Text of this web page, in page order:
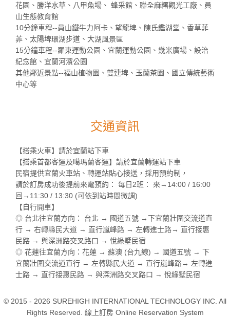
花園、勝洋水草、八甲魚場、 蜂采館、聯全麻糬觀光工廠、員
山生態教育館
10分鐘車程--員山鐵牛力阿卡、望龍埤、陳氏鑑湖堂、香草菲
菲、太陽埤環湖步道、大湖風景區
15分鐘車程--羅東運動公園、宜蘭運動公園、幾米廣場、設治
紀念館、宜蘭河濱公園
其他鄰近景點--福山植物園、雙連埤、玉蘭茶園、國立傳統藝術
中心等
交通資訊
【搭乘火車】請於宜蘭站下車
【搭乘首都客運及噶瑪蘭客運】請於宜蘭轉運站下車
民宿提供宜蘭火車站、轉運站貼心接送，採用預約制，
請於訂房成功後提前來電預約： 每日2班： 來→14:00 / 16:00
回→11:30 / 13:30 (可依到站時間微調)
【自行開車】
◎ 台北往宜蘭方向： 台北 → 國道五號 →下宜蘭壯圍交流道直
行 → 右轉縣民大道 → 直行嵐峰路 → 左轉進士路→ 直行接惠
民路 → 與深洲路交叉路口 → 悅綠墅民宿
◎ 花蓮往宜蘭方向：花蓮 → 蘇澳 (台九線) → 國道五號 → 下
宜蘭壯圍交流道直行 → 左轉縣民大道 → 直行嵐峰路→ 左轉進
士路 → 直行接惠民路 → 與深洲路交叉路口 → 悅綠墅民宿
© 2015 - 2026 SUREHIGH INTERNATIONAL TECHNOLOGY INC. All
Rights Reserved. 線上訂房 Online Reservation System